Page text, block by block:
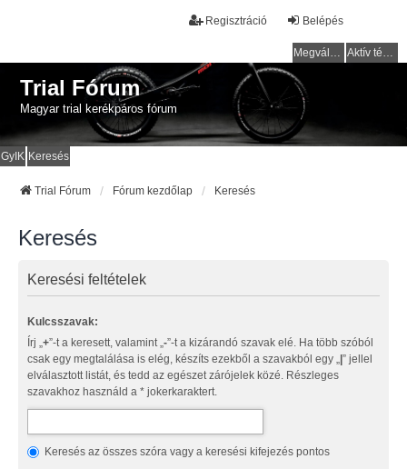
Belépés
Regisztráció
Megválaszolatlan témák Aktív témák
Trial Fórum
Magyar trial kerékpáros fórum
GyIK Keresés
Trial Fórum Fórum kezdőlap Keresés
Keresés
Keresési feltételek
Kulcsszavak:
Írj „ +”-t a keresett, valamint „ -”-t a kizárandó szavak elé. Ha több szóból
csak egy megtalálása is elég, készíts ezekből a szavakból egy „ |” jellel
elválasztott listát, és tedd az egészet zárójelek közé. Részleges
szavakhoz használd a * jokerkaraktert.
Keresés az összes szóra vagy a keresési kifejezés pontos